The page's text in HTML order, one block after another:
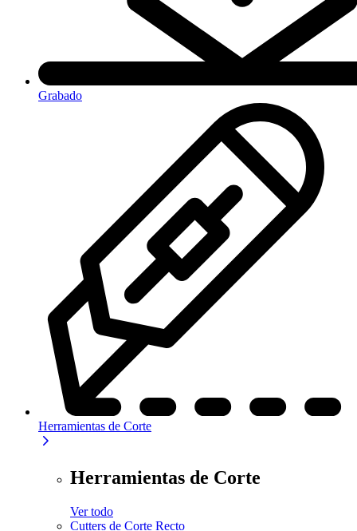
Grabado
Herramientas de Corte
Herramientas de Corte
Ver todo
Cutters de Corte Recto